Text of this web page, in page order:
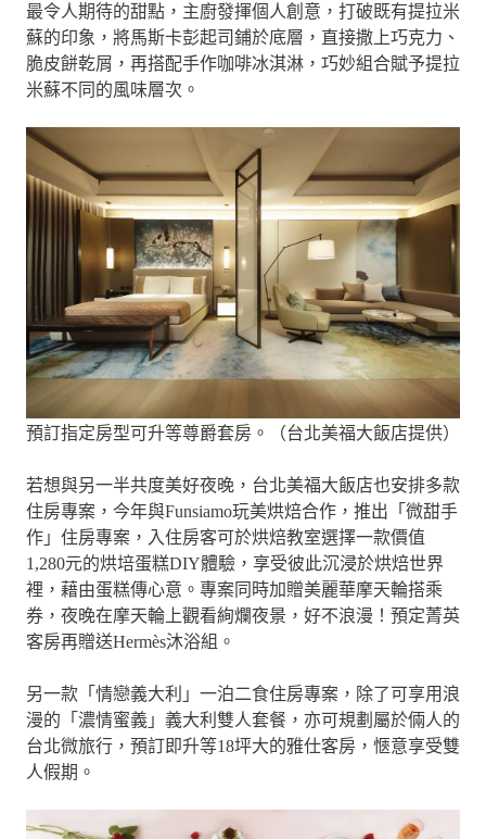
最令人期待的甜點，主廚發揮個人創意，打破既有提拉米
蘇的印象，將馬斯卡彭起司鋪於底層，直接撒上巧克力、
脆皮餅乾屑，再搭配手作咖啡冰淇淋，巧妙組合賦予提拉
米蘇不同的風味層次。
預訂指定房型可升等尊爵套房。（台北美福大飯店提供）
若想與另一半共度美好夜晚，台北美福大飯店也安排多款
住房專案，今年與Funsiamo玩美烘焙合作，推出「微甜手
作」住房專案，入住房客可於烘焙教室選擇一款價值
1,280元的烘培蛋糕DIY體驗，享受彼此沉浸於烘焙世界
裡，藉由蛋糕傳心意。專案同時加贈美麗華摩天輪搭乘
券，夜晚在摩天輪上觀看絢爛夜景，好不浪漫！預定菁英
客房再贈送Hermès沐浴組。
另一款「情戀義大利」一泊二食住房專案，除了可享用浪
漫的「濃情蜜義」義大利雙人套餐，亦可規劃屬於倆人的
台北微旅行，預訂即升等18坪大的雅仕客房，愜意享受雙
人假期。